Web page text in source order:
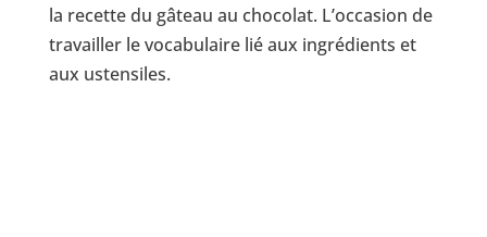
la recette du gâteau au chocolat. L’occasion de
travailler le vocabulaire lié aux ingrédients et
aux ustensiles.